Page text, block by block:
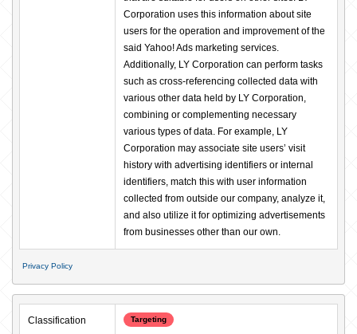
Corporation uses this information about site
users for the operation and improvement of the
said Yahoo! Ads marketing services.
Additionally, LY Corporation can perform tasks
such as cross-referencing collected data with
various other data held by LY Corporation,
combining or complementing necessary
various types of data. For example, LY
Corporation may associate site users’ visit
history with advertising identifiers or internal
identifiers, match this with user information
collected from outside our company, analyze it,
and also utilize it for optimizing advertisements
from businesses other than our own.
Privacy Policy
Classification Targeting